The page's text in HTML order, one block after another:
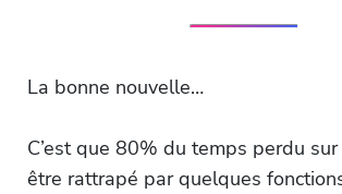
La bonne nouvelle…
C’est que 80% du temps perdu
être rattrapé par quelques